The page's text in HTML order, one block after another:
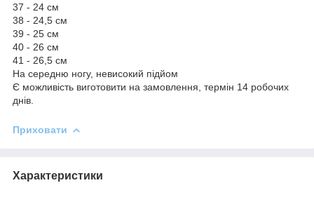
37 - 24 см
38 - 24,5 см
39 - 25 см
40 - 26 см
41 - 26,5 см
На середню ногу, невисокий підйом
Є можливість виготовити на замовлення, термін 14 робочих
днів.
Приховати
Характеристики